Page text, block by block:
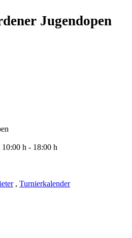
Jugendopen
10:00 h - 18:00 h
, Turnierkalender